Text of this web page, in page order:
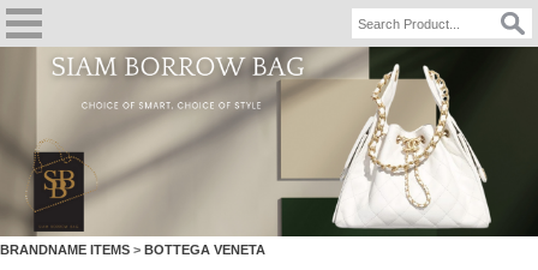
BRANDNAME ITEMS > BOTTEGA VENETA